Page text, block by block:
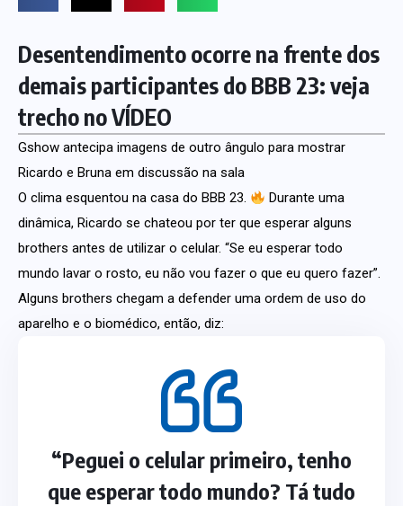
Desentendimento ocorre na frente dos
demais participantes do BBB 23: veja
trecho no VÍDEO
Gshow antecipa imagens de outro ângulo para mostrar
Ricardo e Bruna em discussão na sala
O clima esquentou na casa do BBB 23.
Durante uma
dinâmica, Ricardo se chateou por ter que esperar alguns
brothers antes de utilizar o celular. “Se eu esperar todo
mundo lavar o rosto, eu não vou fazer o que eu quero fazer”.
Alguns brothers chegam a defender uma ordem de uso do
aparelho e o biomédico, então, diz:
“Peguei o celular primeiro, tenho
que esperar todo mundo? Tá tudo